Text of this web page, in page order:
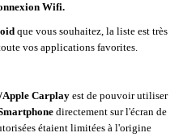
Wifi.
que vous souhaitez, la liste est très
vos applications favorites.
Carplayest de pouvoir utiliser
directement sur l'écran de
étaient limitées à l'origine